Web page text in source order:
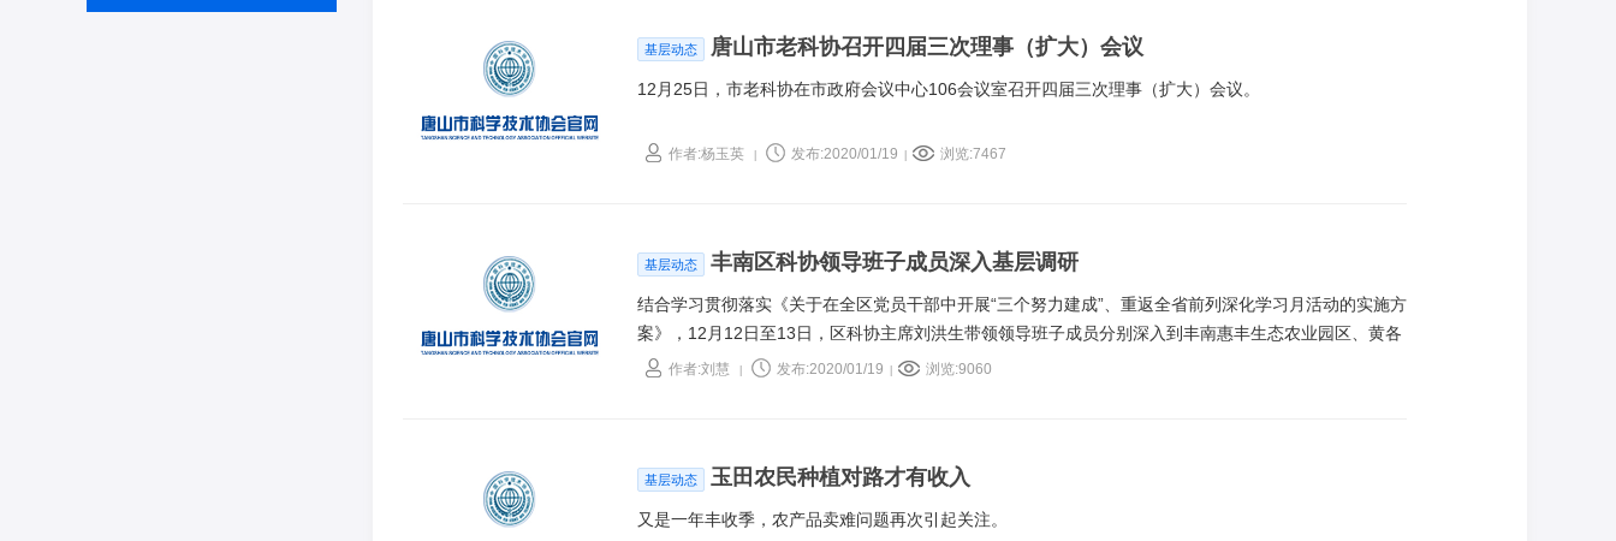
基层动态 唐山市老科协召开四届三次理事（扩大）会议
12月25日，市老科协在市政府会议中心106会议室召开四届三次理事（扩大）会议。
作者:杨玉英 发布:2020/01/19 浏览:7467
基层动态 丰南区科协领导班子成员深入基层调研
结合学习贯彻落实《关于在全区党员干部中开展“三个努力建成”、重返全省前列深化学习月活动的实施方
案》，12月12日至13日，区科协主席刘洪生带领领导班子成员分别深入到丰南惠丰生态农业园区、黄各
庄镇科协、黄各庄中心小学、黄各庄中心卫生院，就“深化科协系统改革，提升基层科协组织力；发挥科
作者:刘慧 发布:2020/01/19 浏览:9060
基层动态 玉田农民种植对路才有收入
又是一年丰收季，农产品卖难问题再次引起关注。